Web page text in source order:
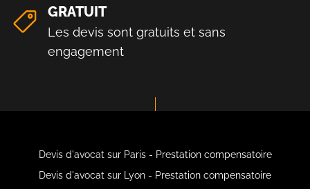
GRATUIT
Les devis sont gratuits et sans
engagement
Devis d'avocat sur Paris - Prestation compensatoire
Devis d'avocat sur Lyon - Prestation compensatoire